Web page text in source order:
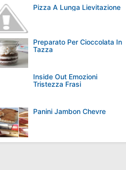
Pizza A Lunga Lievitazione
Preparato Per Cioccolata In
Tazza
Inside Out Emozioni
Tristezza Frasi
Panini Jambon Chevre